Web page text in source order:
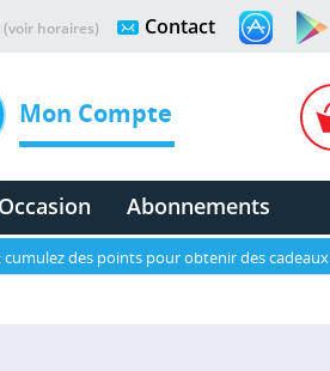
Contact
(voir horaires)
Mon Compte
Occasion Abonnements
: cumulez des points pour obtenir des cadeaux